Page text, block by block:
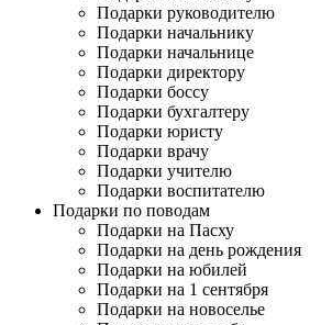
Подарки руководителю
Подарки начальнику
Подарки начальнице
Подарки директору
Подарки боссу
Подарки бухгалтеру
Подарки юристу
Подарки врачу
Подарки учителю
Подарки воспитателю
Подарки по поводам
Подарки на Пасху
Подарки на день рождения
Подарки на юбилей
Подарки на 1 сентября
Подарки на новоселье